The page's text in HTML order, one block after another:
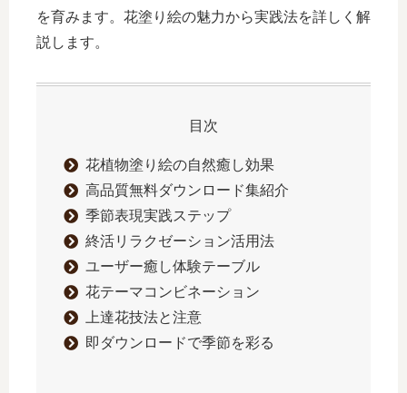
を育みます。花塗り絵の魅力から実践法を詳しく解
説します。
目次
花植物塗り絵の自然癒し効果
高品質無料ダウンロード集紹介
季節表現実践ステップ
終活リラクゼーション活用法
ユーザー癒し体験テーブル
花テーマコンビネーション
上達花技法と注意
即ダウンロードで季節を彩る